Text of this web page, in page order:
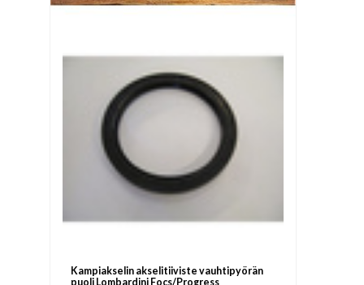
Kampiakselin akselitiiviste vauhtipyörän
puoli Lombardini Focs/Progress